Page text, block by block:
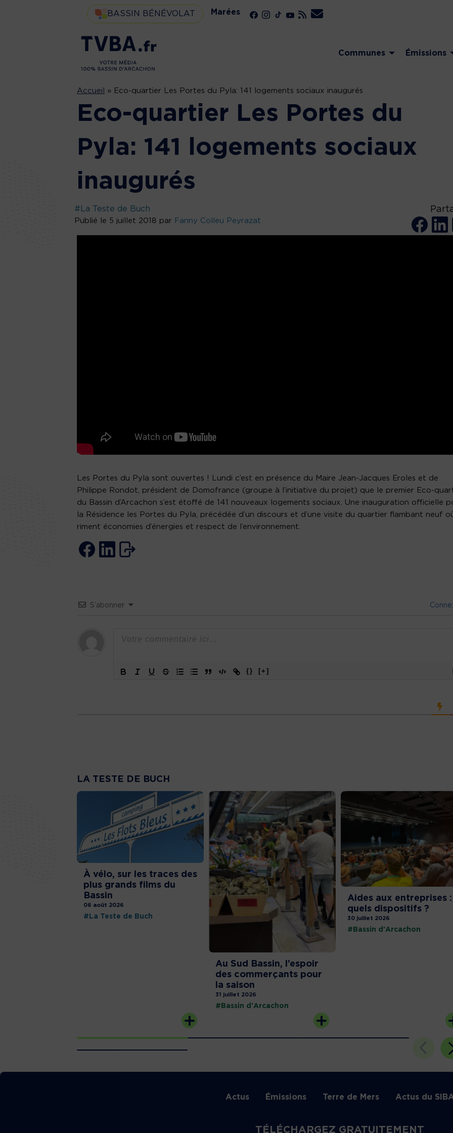
BASSIN BÉNÉVOLAT Marées
Communes Émissions
Accueil » Eco-quartier Les Portes du Pyla: 141 logements sociaux inaugurés
Eco-quartier Les Portes du
Pyla: 141 logements sociaux
inaugurés
#La Teste de Buch
Publié le 5 juillet 2018 par Fanny Colleu Peyrazat
Les Portes du Pyla sont ouvertes ! Lundi c’est en présence du Maire Jean-Jacques Eroles et de
Philippe Rondot, président de Domofrance (groupe à l’initiative du projet) que le premier Eco-
du Bassin d’Arcachon s’est étoffé de 141 nouveaux logements sociaux. Une inauguration officielle
la Résidence les Portes du Pyla, précédée d’un discours et d’une visite du quartier flambant neuf
riment économies d’énergies et respect de l’environnement.
S’abonner
{} [+]
LA TESTE DE BUCH
À vélo, sur les traces des
plus grands films du
Bassin
06 août 2026
#La Teste de Buch
Au Sud Bassin, l’espoir
des commerçants pour
la saison
31 juillet 2026
#Bassin d'Arcachon
Aides aux entreprises :
quels dispositifs ?
30 juillet 2026
#Bassin d'Arcachon
Actus Émissions Terre de Mers Actus du
TÉLÉCHARGEZ GRATUITEMENT